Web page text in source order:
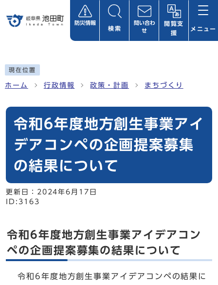
防災情報
検索
問い合わ
せ
閲覧支
援
メニュー
現在位置
ホーム 行政情報 政策・計画 まちづくり
令和6年度地方創生事業アイ
デアコンペの企画提案募集
の結果について
更新日： 2024年6月17日
ID:3163
令和6年度地方創生事業アイデアコン
ペの企画提案募集の結果について
令和6年度地方創生事業アイデアコンペの結果に